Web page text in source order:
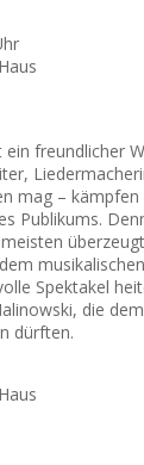
freundlicher
mag –
Publikums.
Spektakel
die
dürften.